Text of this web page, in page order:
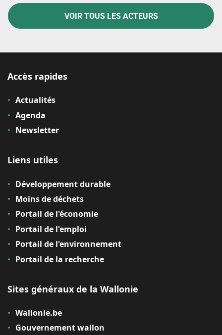
VOIR TOUS LES ACTEURS
Accès rapides
Actualités
Agenda
Newsletter
Liens utiles
Développement durable
Moins de déchets
Portail de l'économie
Portail de l'emploi
Portail de l'environnement
Portail de la recherche
Sites généraux de la Wallonie
Wallonie.be
Gouvernement wallon